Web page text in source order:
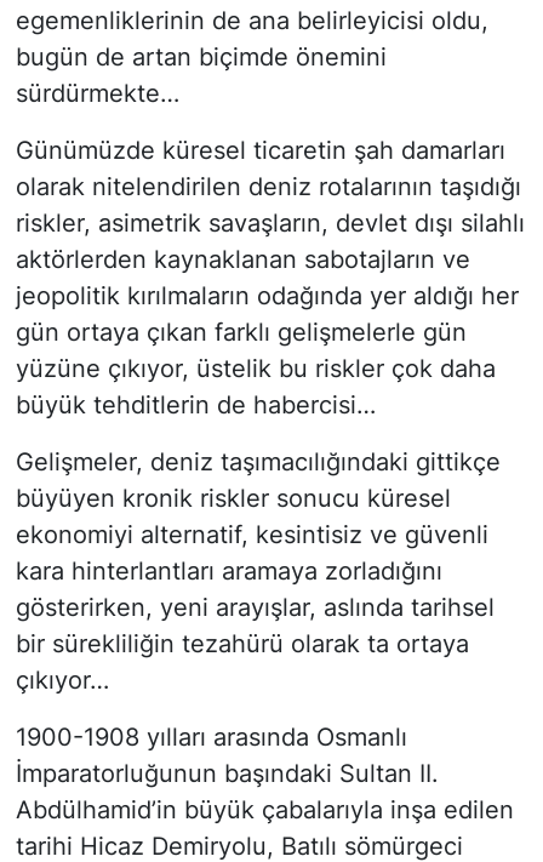
egemenliklerinin de ana belirleyicisi oldu,
bugün de artan biçimde önemini
sürdürmekte…
Günümüzde küresel ticaretin şah damarları
olarak nitelendirilen deniz rotalarının taşıdığı
riskler, asimetrik savaşların, devlet dışı silahlı
aktörlerden kaynaklanan sabotajların ve
jeopolitik kırılmaların odağında yer aldığı her
gün ortaya çıkan farklı gelişmelerle gün
yüzüne çıkıyor, üstelik bu riskler çok daha
büyük tehditlerin de habercisi…
Gelişmeler, deniz taşımacılığındaki gittikçe
büyüyen kronik riskler sonucu küresel
ekonomiyi alternatif, kesintisiz ve güvenli
kara hinterlantları aramaya zorladığını
gösterirken, yeni arayışlar, aslında tarihsel
bir sürekliliğin tezahürü olarak ta ortaya
çıkıyor…
1900-1908 yılları arasında Osmanlı
İmparatorluğunun başındaki Sultan II.
Abdülhamid’in büyük çabalarıyla inşa edilen
tarihi Hicaz Demiryolu, Batılı sömürgeci